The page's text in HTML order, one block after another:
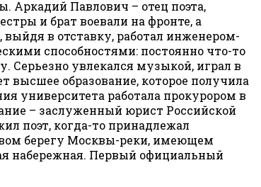
Аркадий Павлович – отец поэта,
и брат воевали на фронте, а
в отставку, работал инженером-
способностями: постоянно что-то
Серьезно увлекался музыкой, играл в
образование, которое получила
университета работала прокурором в
– заслуженный юрист Российской
поэт, когда-то принадлежал
берегу Москвы-реки, имеющем
набережная. Первый официальный